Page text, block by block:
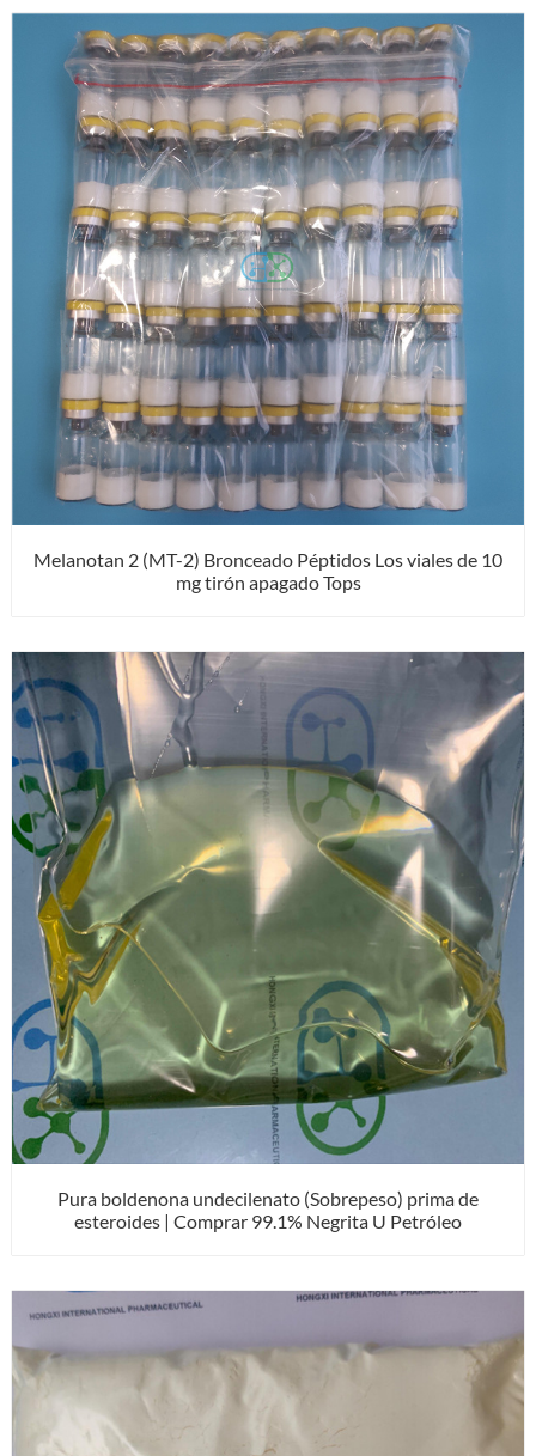
Melanotan 2 (MT-2) Bronceado Péptidos Los viales de 10
mg tirón apagado Tops
Pura boldenona undecilenato (Sobrepeso) prima de
esteroides | Comprar 99.1% Negrita U Petróleo